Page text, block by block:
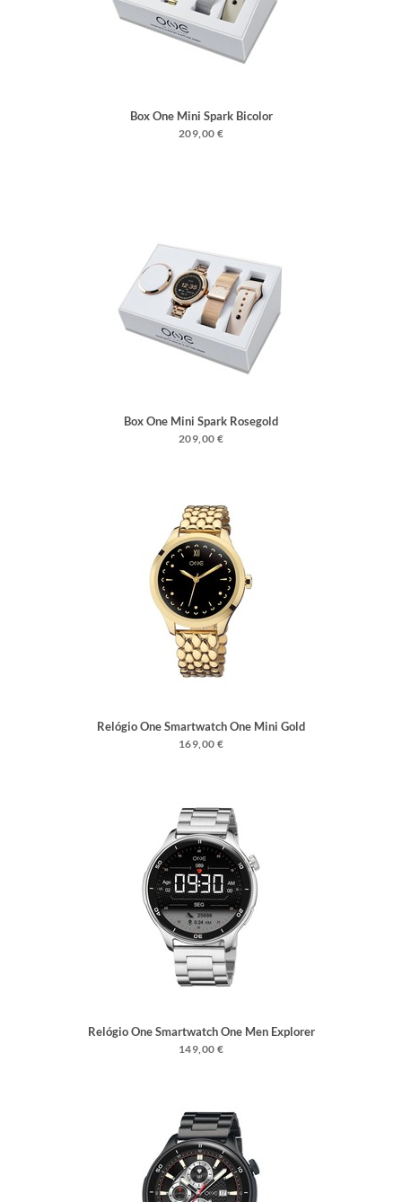
Box One Mini Spark Bicolor
209,00 €
Box One Mini Spark Rosegold
209,00 €
Relógio One Smartwatch One Mini Gold
Links
169,00 €
Relógio One Smartwatch One Men Explorer
GPS Silver
149,00 €